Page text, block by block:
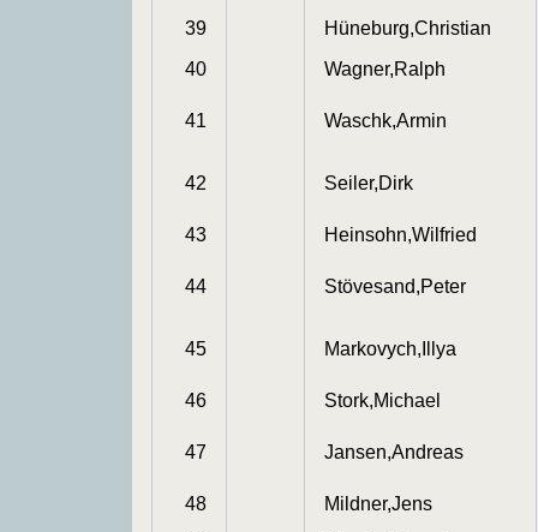
39
Hüneburg,Christian
40
Wagner,Ralph
41 Waschk,Armin
42 Seiler,Dirk
43 Heinsohn,Wilfried
44 Stövesand,Peter
45 Markovych,Illya
46 Stork,Michael
47 Jansen,Andreas
48
Mildner,Jens